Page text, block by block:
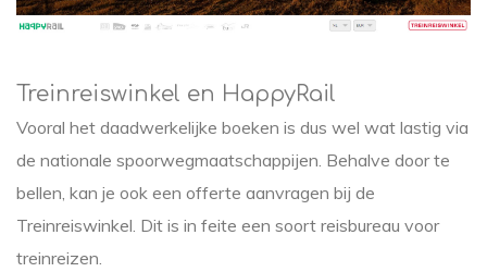
Treinreiswinkel en HappyRail
Vooral het daadwerkelijke boeken is dus wel wat lastig via
de nationale spoorwegmaatschappijen. Behalve door te
bellen, kan je ook een offerte aanvragen bij de
Treinreiswinkel. Dit is in feite een soort reisbureau voor
treinreizen.